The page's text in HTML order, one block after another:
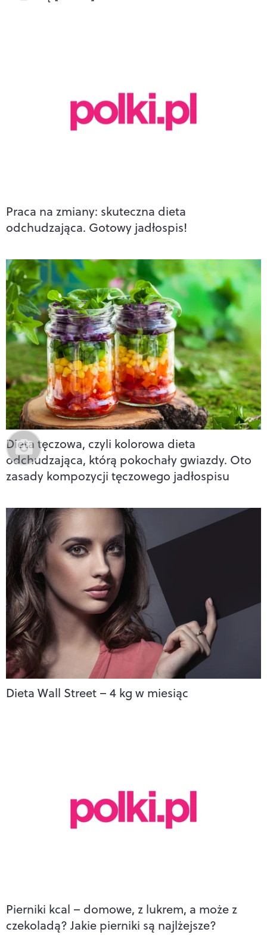
Praca na zmiany: skuteczna dieta
odchudzająca. Gotowy jadłospis!
Dieta tęczowa, czyli kolorowa dieta
odchudzająca, którą pokochały gwiazdy. Oto
zasady kompozycji tęczowego jadłospisu
Dieta Wall Street – 4 kg w miesiąc
Pierniki kcal – domowe, z lukrem, a może z
czekoladą? Jakie pierniki są najlżejsze?